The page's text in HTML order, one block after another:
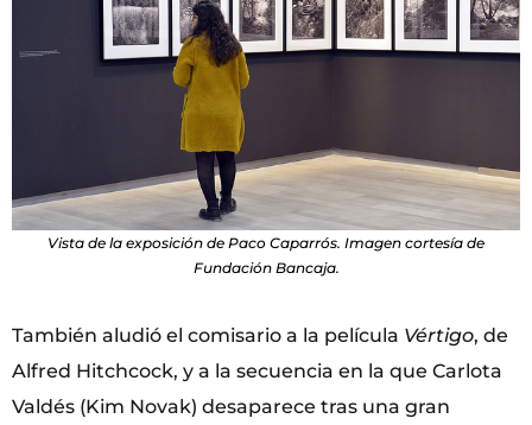
Vista de la exposición de Paco Caparrós. Imagen cortesía de
Fundación Bancaja.
También aludió el comisario a la película Vértigo, de
Alfred Hitchcock, y a la secuencia en la que Carlota
Valdés (Kim Novak) desaparece tras una gran